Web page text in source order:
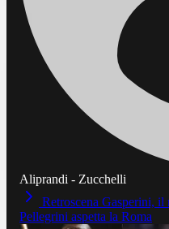
Aliprandi - Zucchelli
Retroscena Gasperini, il
Pellegrini aspetta la Roma